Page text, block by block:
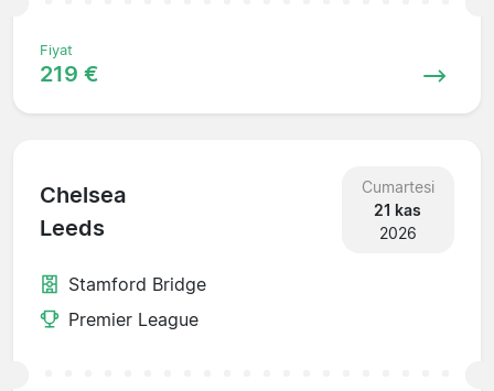
Fiyat
219 €
Chelsea
Leeds
Cumartesi
21 kas
2026
Stamford Bridge
Premier League